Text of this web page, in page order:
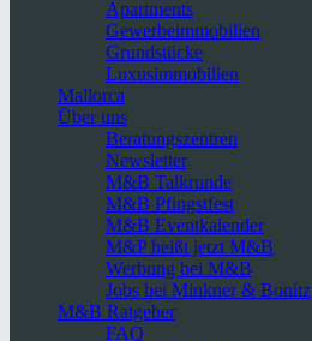
Apartments
Gewerbeimmobilien
Grundstücke
Luxusimmobilien
Mallorca
Über uns
Beratungszentren
Newsletter
M&B Talkrunde
M&B Pfingstfest
M&B Eventkalender
M&P heißt jetzt M&B
Werbung bei M&B
Jobs bei Minkner & Bonitz
M&B Ratgeber
FAQ